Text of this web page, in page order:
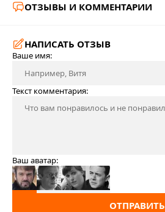
ОТЗЫВЫ И КОММЕНТАРИИ
НАПИСАТЬ ОТЗЫВ
Ваше имя:
Текст комментария:
Ваш аватар:
ОТПРАВИТЬ